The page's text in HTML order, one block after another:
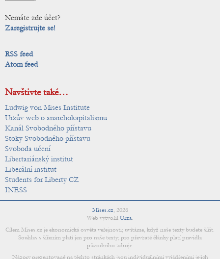
Nemáte zde účet?
Zaregistrujte se!
RSS feed
Atom feed
Navštivte také…
Ludwig von Mises Institute
Urzův web o anarchokapitalismu
Kanál Svobodného přístavu
Stoky Svobodného přístavu
Svoboda učení
Libertariánský institut
Liberální institut
Students for Liberty CZ
INESS
Mises.cz, 2026
Web vytvořil Urza.
Cílem Mises.cz je ekonomická osvěta veřejnosti; uvítáme, když naše texty budete šířit.
Souhlas s šířením platí jen pro naše texty; pro převzaté články platí pravidla
původního zdroje.
Názory prezentované na těchto stránkách jsou individuálními vyjádřeními jejich